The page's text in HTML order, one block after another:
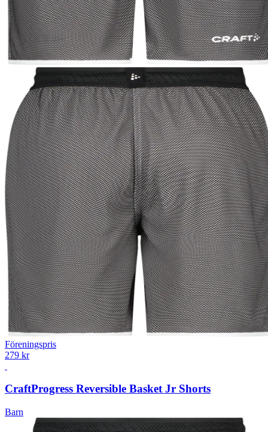
Föreningspris
279 kr
CraftProgress Reversible Basket Jr Shorts
Barn